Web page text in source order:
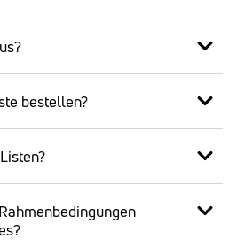
bestellen?